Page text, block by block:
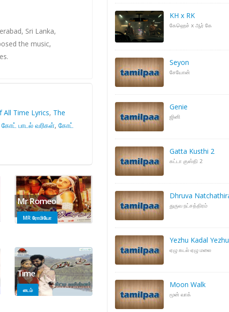
Sri Lanka,
the music,
All Time Lyrics, The
கோட் பாடல் வரிகள், கோட்
Mr Romeo
MR ரோமியோ
Time
டைம்
KH x RK
கேஹெச் x ஆர் கே
Seyon
சேயோன்
Genie
ஜினி
Gatta Kusthi 2
கட்டா குஸ்தி 2
Dhruva
துருவ நட்சத்திரம்
Yezhu Kadal
ஏழு கடல் ஏழு மலை
Moon Walk
மூன் வாக்